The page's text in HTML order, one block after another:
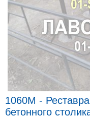
1060M -
бетонного